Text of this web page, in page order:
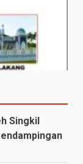
Singkil